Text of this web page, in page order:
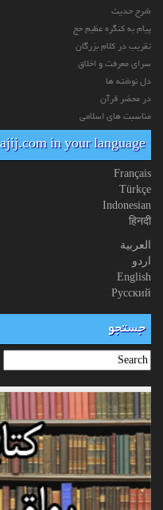
شرح حدیث
پیام به کنگره عظیم حج
تقریب در کلام بزرگان
سرای معرفت و اخلاق
دل نوشته ها
در محضر قرآن
مناسبت های اسلامی
in your language
Français
Türkçe
Indonesian
हिनदी
العربیة
اردو
English
Русский
جستجو